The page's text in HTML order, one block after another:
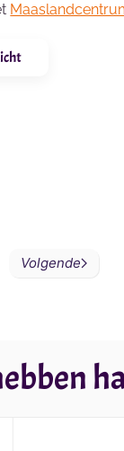
Volgende